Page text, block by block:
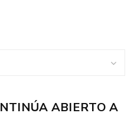
ABIERTO A